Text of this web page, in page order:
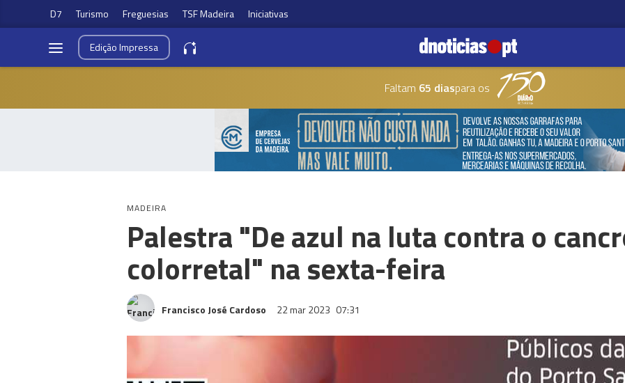
D7 Turismo Freguesias TSF Madeira Iniciativas
EdiçãoImpressa
Faltam 65 diaspara os
MADEIRA
Palestra "De azul na luta contra o
colorretal" na sexta-feira
Francisco José Cardoso 22 mar 2023 07:31